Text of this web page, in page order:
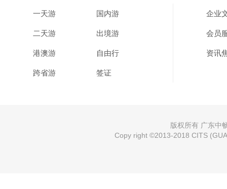
一天游 国内游
二天游 出境游
港澳游 自由行
跨省游 签证
企业
会员
资讯
版权所有 广东中
Copy right ©2013-2018 CITS